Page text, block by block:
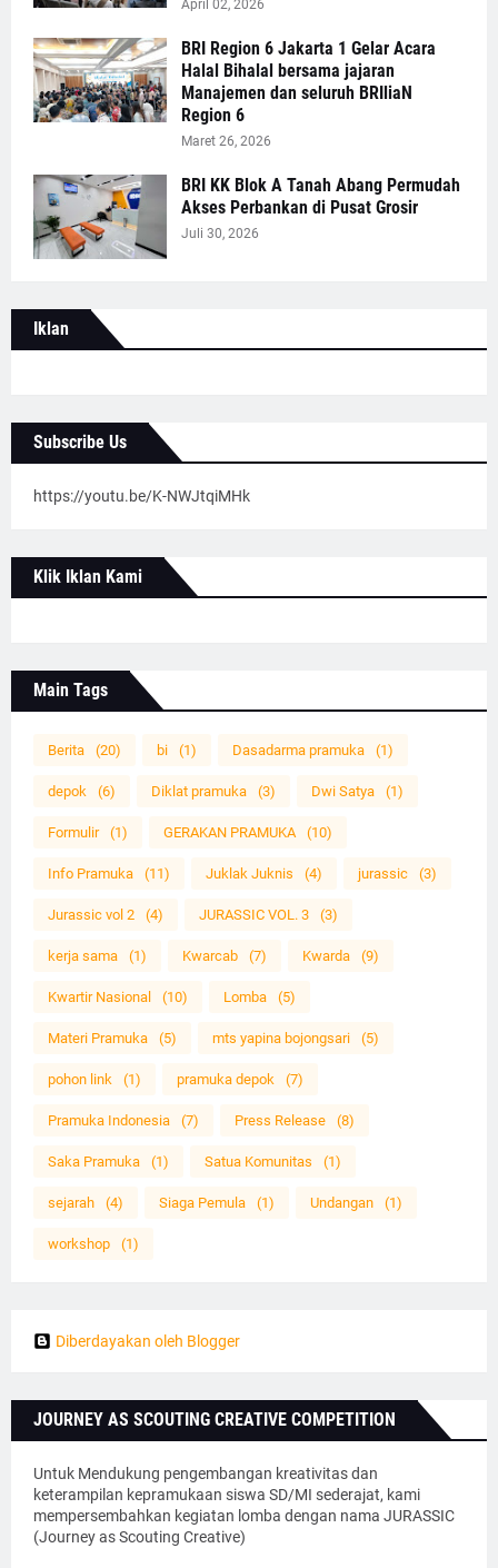
April 02, 2026
BRI Region 6 Jakarta 1 Gelar Acara
Halal Bihalal bersama jajaran
Manajemen dan seluruh BRIliaN
Region 6
Maret 26, 2026
BRI KK Blok A Tanah Abang Permudah
Akses Perbankan di Pusat Grosir
Juli 30, 2026
Iklan
Subscribe Us
https://youtu.be/K-NWJtqiMHk
Klik Iklan Kami
Main Tags
Berita (20) bi (1) Dasadarma pramuka (1)
depok (6) Diklat pramuka (3) Dwi Satya (1)
Formulir (1) GERAKAN PRAMUKA (10)
Info Pramuka (11) Juklak Juknis (4) jurassic (3)
Jurassic vol 2 (4) JURASSIC VOL. 3 (3)
kerja sama (1) Kwarcab (7) Kwarda (9)
Kwartir Nasional (10) Lomba (5)
Materi Pramuka (5) mts yapina bojongsari (5)
pohon link (1) pramuka depok (7)
Pramuka Indonesia (7) Press Release (8)
Saka Pramuka (1) Satua Komunitas (1)
sejarah (4) Siaga Pemula (1) Undangan (1)
workshop (1)
Diberdayakan oleh Blogger
JOURNEY AS SCOUTING CREATIVE COMPETITION
Untuk Mendukung pengembangan kreativitas dan
keterampilan kepramukaan siswa SD/MI sederajat, kami
mempersembahkan kegiatan lomba dengan nama JURASSIC
(Journey as Scouting Creative)